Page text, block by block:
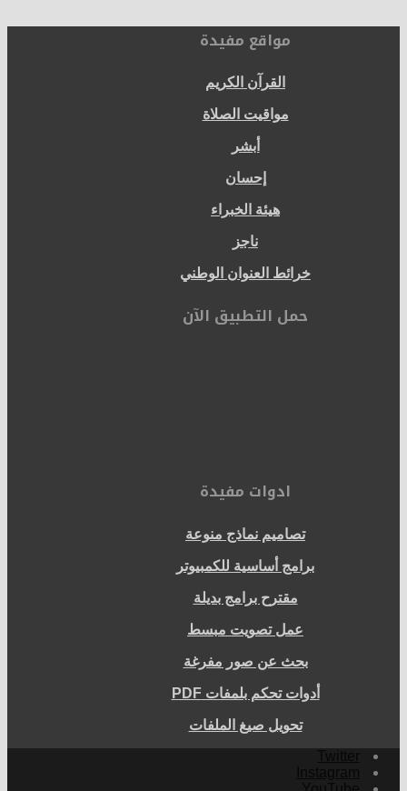
مواقع مفيدة
القرآن الكريم
مواقيت الصلاة
أبشر
إحسان
هيئة الخبراء
ناجز
خرائط العنوان الوطني
حمل التطبيق الآن
ادوات مفيدة
تصاميم نماذج منوعة
برامج أساسية للكمبيوتر
مقترح برامج بديلة
عمل تصويت مبسط
بحث عن صور مفرغة
أدوات تحكم بلمفات PDF
تحويل صيغ الملفات